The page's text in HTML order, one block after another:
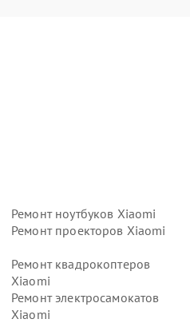
Ремонт ноутбуков Xiaomi
Ремонт проекторов Xiaomi
Ремонт квадрокоптеров
Xiaomi
Ремонт электросамокатов
Xiaomi